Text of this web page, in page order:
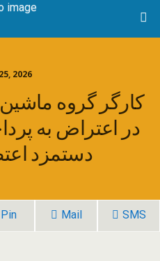
2026
در اعتراض به
دستمزد
Pin Mail SMS